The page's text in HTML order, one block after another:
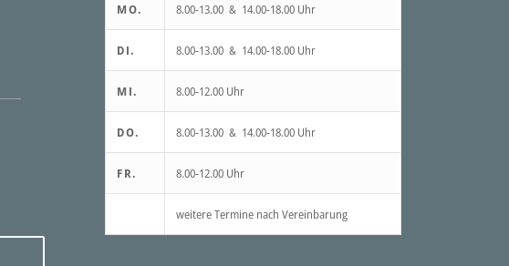
MO. 8.00-13.00 & 14.00-18.00 Uhr
DI. 8.00-13.00 & 14.00-18.00 Uhr
MI. 8.00-12.00 Uhr
DO. 8.00-13.00 & 14.00-18.00 Uhr
FR. 8.00-12.00 Uhr
weitere Termine nach Vereinbarung